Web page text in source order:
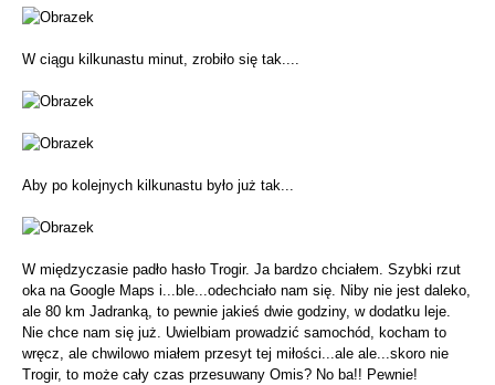
W ciągu kilkunastu minut, zrobiło się tak....
Aby po kolejnych kilkunastu było już tak...
W międzyczasie padło hasło Trogir. Ja bardzo chciałem. Szybki rzut
oka na Google Maps i...ble...odechciało nam się. Niby nie jest daleko,
ale 80 km Jadranką, to pewnie jakieś dwie godziny, w dodatku leje.
Nie chce nam się już. Uwielbiam prowadzić samochód, kocham to
wręcz, ale chwilowo miałem przesyt tej miłości...ale ale...skoro nie
Trogir, to może cały czas przesuwany Omis? No ba!! Pewnie!